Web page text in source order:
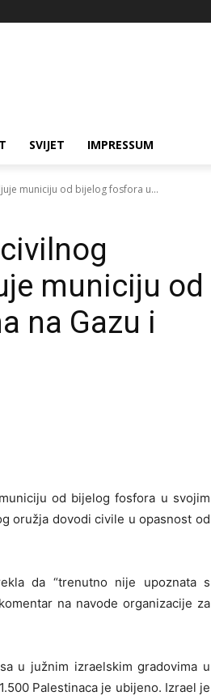
SVIJET IMPRESSUM
municiju od bijelog fosfora u...
municiju od
na Gazu i
od bijelog fosfora u svojim
oružja dovodi civile u opasnost od
da “trenutno nije upoznata s
na navode organizacije za
u južnim izraelskim gradovima u
Palestinaca je ubijeno. Izrael je